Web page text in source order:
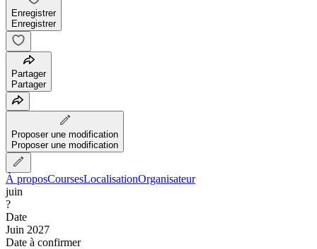
Enregistrer
Enregistrer
Partager
Partager
Proposer une modification
Proposer une modification
À proposCoursesLocalisationOrganisateur
juin
?
Date
Juin 2027
Date à confirmer